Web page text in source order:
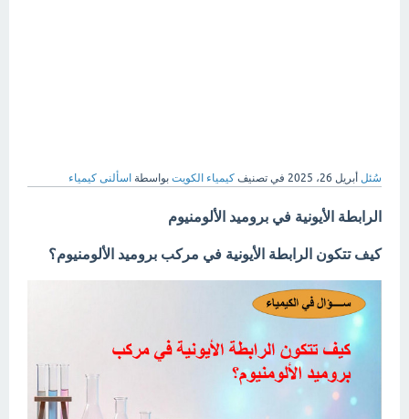
سُئل أبريل 26، 2025 في تصنيف كيمياء الكويت بواسطة اسألنى كيمياء
الرابطة الأيونية في بروميد الألومنيوم
كيف تتكون الرابطة الأيونية في مركب بروميد الألومنيوم؟